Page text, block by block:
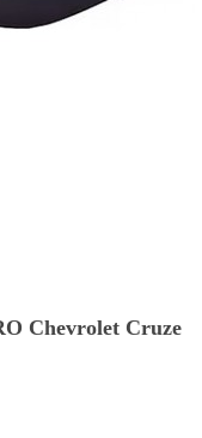
Chevrolet Cruze